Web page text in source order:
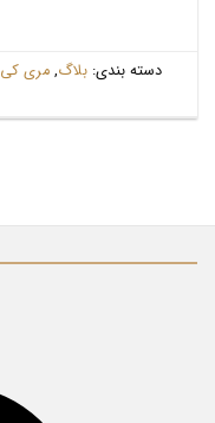
دسته بندی: بلاگ, مری کی